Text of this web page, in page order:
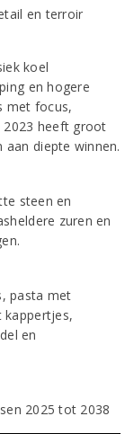
en terroir
koel
en hogere
met focus,
2023 heeft groot
diepte winnen.
steen en
zuren en
pasta met
en
2025 tot 2038